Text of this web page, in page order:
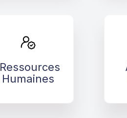
Ressources
Humaines
Ressources
Humaines
>